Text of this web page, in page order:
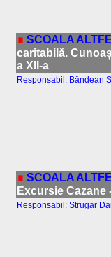
∎ SCOALA
caritabilă.
a XII-a
Responsabil: Băndean
∎ SCOALA
Excursie Cazane
Responsabil: Strugar